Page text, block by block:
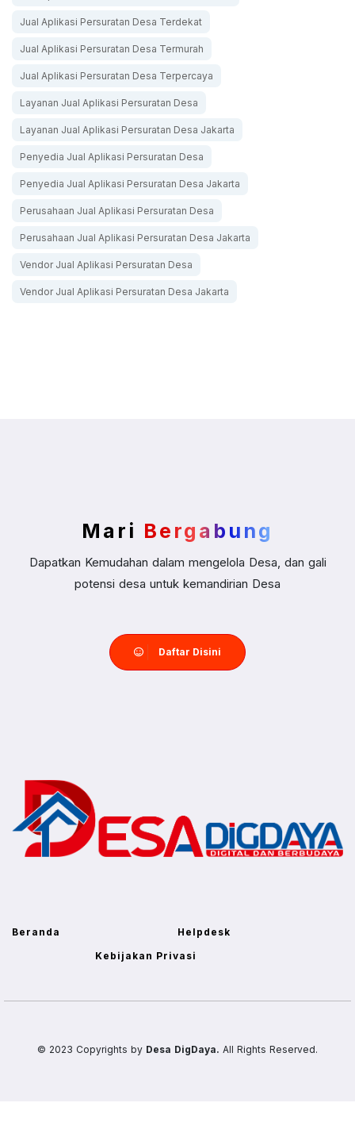
Jual Aplikasi Persuratan Desa Terdekat
Jual Aplikasi Persuratan Desa Termurah
Jual Aplikasi Persuratan Desa Terpercaya
Layanan Jual Aplikasi Persuratan Desa
Layanan Jual Aplikasi Persuratan Desa Jakarta
Penyedia Jual Aplikasi Persuratan Desa
Penyedia Jual Aplikasi Persuratan Desa Jakarta
Perusahaan Jual Aplikasi Persuratan Desa
Perusahaan Jual Aplikasi Persuratan Desa Jakarta
Vendor Jual Aplikasi Persuratan Desa
Vendor Jual Aplikasi Persuratan Desa Jakarta
Mari Bergabung
Dapatkan Kemudahan dalam mengelola Desa, dan gali
potensi desa untuk kemandirian Desa
Daftar Disini
Beranda
Helpdesk
Kebijakan Privasi
© 2023 Copyrights by Desa DigDaya. All Rights Reserved.